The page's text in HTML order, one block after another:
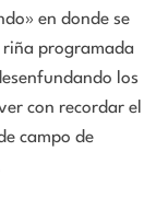
en donde se
riña programada
los
con recordar el
campo de